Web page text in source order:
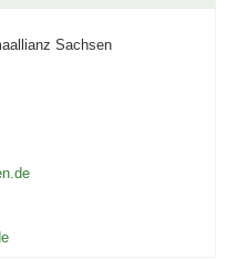
Sachsen